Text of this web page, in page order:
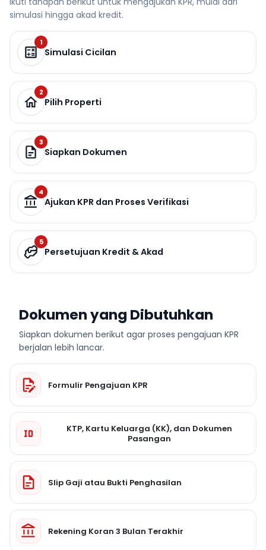
simulasi hingga akad kredit.
1
Simulasi Cicilan
2
Pilih Properti
3
Siapkan Dokumen
4
Ajukan KPR dan Proses Verifikasi
5
Persetujuan Kredit & Akad
Dokumen yang Dibutuhkan
Siapkan dokumen berikut agar proses pengajuan KPR
berjalan lebih lancar.
Formulir Pengajuan KPR
KTP, Kartu Keluarga (KK), dan Dokumen
Pasangan
Slip Gaji atau Bukti Penghasilan
Rekening Koran 3 Bulan Terakhir